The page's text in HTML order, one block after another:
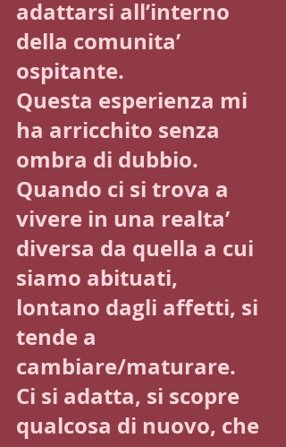
adattarsi all’interno
della comunita’
ospitante.
Questa esperienza mi
ha arricchito senza
ombra di dubbio.
Quando ci si trova a
vivere in una realta’
diversa da quella a cui
siamo abituati,
lontano dagli affetti, si
tende a
cambiare/maturare.
Ci si adatta, si scopre
qualcosa di nuovo, che